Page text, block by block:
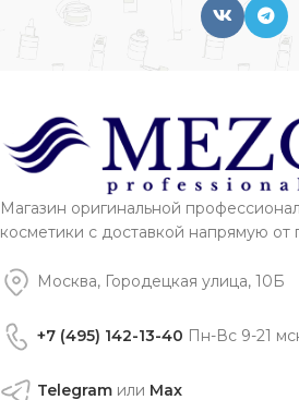
Магазин оригинальной
косметики с доставкой напрямую от
Москва, Городецкая улица, 10Б
+7 (495) 142-13-40 Пн-Вс 9-21
Telegram или Max